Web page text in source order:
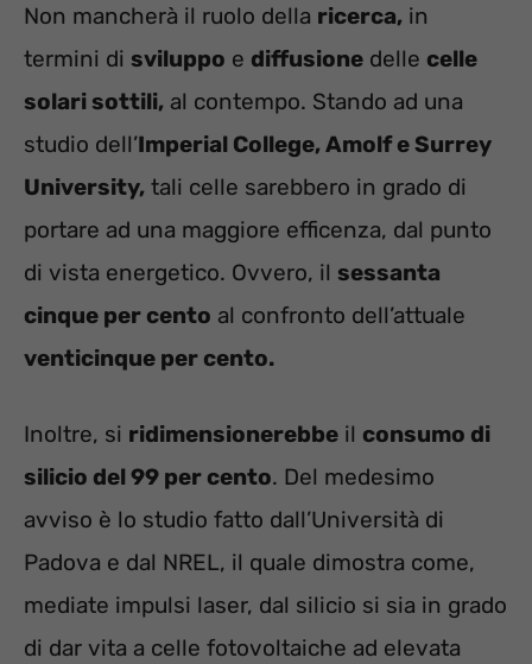
Non mancherà il ruolo della ricerca, in
termini di sviluppo e diffusione delle celle
solari sottili, al contempo. Stando ad una
studio dell’Imperial College, Amolf e Surrey
University, tali celle sarebbero in grado di
portare ad una maggiore efficenza, dal punto
di vista energetico. Ovvero, il sessanta
cinque per cento al confronto dell’attuale
venticinque per cento.
Inoltre, si ridimensionerebbe il consumo di
silicio del 99 per cento. Del medesimo
avviso è lo studio fatto dall’Università di
Padova e dal NREL, il quale dimostra come,
mediate impulsi laser, dal silicio si sia in grado
di dar vita a celle fotovoltaiche ad elevata